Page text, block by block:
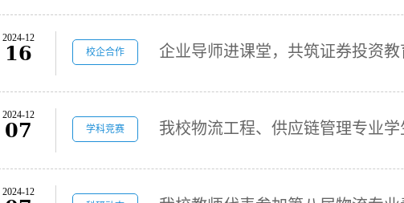
2024-12
16 校企合作
2024-12
07 学科竞赛
2024-12